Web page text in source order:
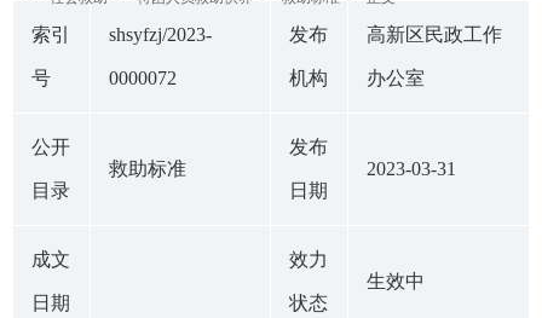
索引
号
shsyfzj/2023-
0000072
发布
机构
高新区民政工作
办公室
公开
目录
救助标准
发布
日期
2023-03-31
成文
日期
效力
状态
生效中